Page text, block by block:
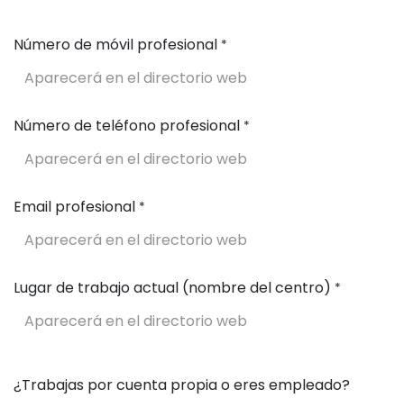
Número de móvil profesional *
Número de teléfono profesional *
Email profesional *
Lugar de trabajo actual (nombre del centro) *
¿Trabajas por cuenta propia o eres empleado?